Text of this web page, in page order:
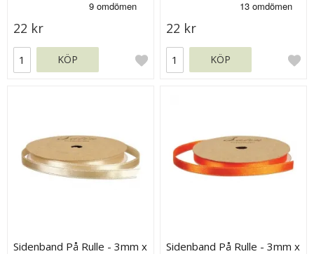
22 kr
KÖP
22 kr
KÖP
Sidenband På Rulle - 3mm x
Sidenband På Rulle - 3mm x